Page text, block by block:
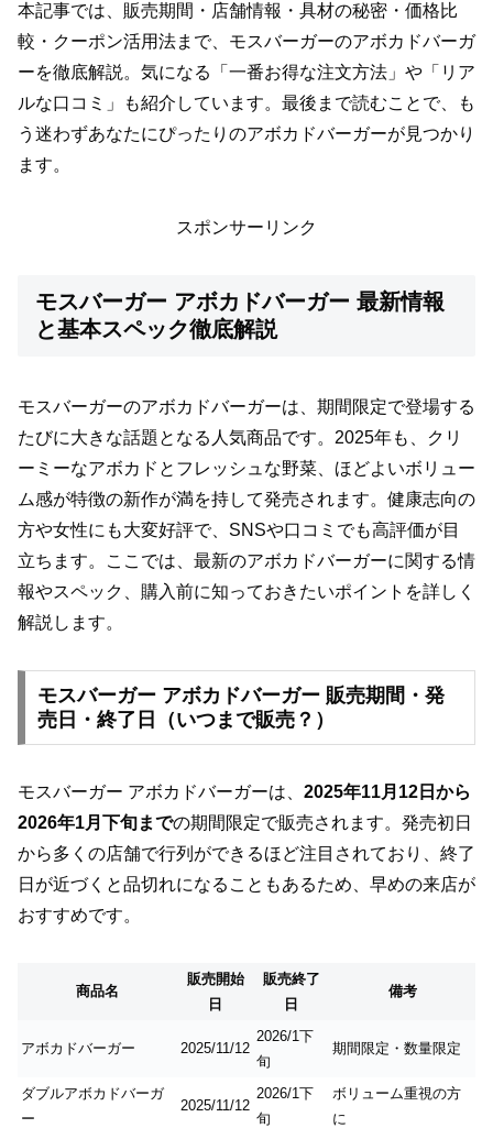
本記事では、販売期間・店舗情報・具材の秘密・価格比
較・クーポン活用法まで、モスバーガーのアボカドバーガ
ーを徹底解説。気になる「一番お得な注文方法」や「リア
ルな口コミ」も紹介しています。最後まで読むことで、も
う迷わずあなたにぴったりのアボカドバーガーが見つかり
ます。
スポンサーリンク
モスバーガー アボカドバーガー 最新情報
と基本スペック徹底解説
モスバーガーのアボカドバーガーは、期間限定で登場する
たびに大きな話題となる人気商品です。2025年も、クリ
ーミーなアボカドとフレッシュな野菜、ほどよいボリュー
ム感が特徴の新作が満を持して発売されます。健康志向の
方や女性にも大変好評で、SNSや口コミでも高評価が目
立ちます。ここでは、最新のアボカドバーガーに関する情
報やスペック、購入前に知っておきたいポイントを詳しく
解説します。
モスバーガー アボカドバーガー 販売期間・発
売日・終了日（いつまで販売？）
モスバーガー アボカドバーガーは、 2025年11月12日から
2026年1月下旬までの期間限定で販売されます。発売初日
から多くの店舗で行列ができるほど注目されており、終了
日が近づくと品切れになることもあるため、早めの来店が
おすすめです。
商品名
販売開始
日
販売終了
日
備考
アボカドバーガー 2025/11/12
2026/1下
旬
期間限定・数量限定
ダブルアボカドバーガ
ー
2025/11/12
2026/1下
旬
ボリューム重視の方
に